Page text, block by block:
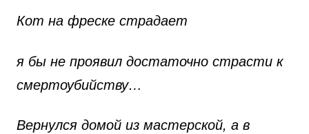
Кот на фреске страдает
я бы не проявил достаточно страсти к
смертоубийству…
Вернулся домой из мастерской, а в